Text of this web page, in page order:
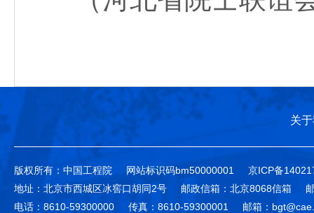
关
版权所有：中国工程院 网站标识码bm50000001
京ICP备
地址：北京市西城区冰窖口胡同2号
邮政信箱：北京8068信箱
电话：8610-59300000
传真：8610-59300001 邮箱：